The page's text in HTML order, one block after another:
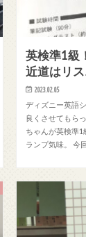
英検準1級
近道はリ
2023.02.05
ディズニー英語
良くさせてもら
ちゃんが英検準1
ランプ気味。 今